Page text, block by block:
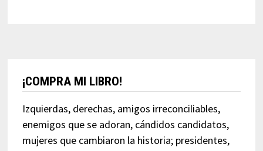
¡COMPRA MI LIBRO!
Izquierdas, derechas, amigos irreconciliables,
enemigos que se adoran, cándidos candidatos,
mujeres que cambiaron la historia; presidentes,